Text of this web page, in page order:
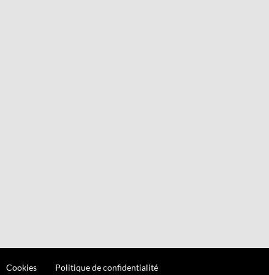
Cookies Politique de confidentialité